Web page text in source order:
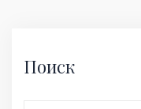
Поиск